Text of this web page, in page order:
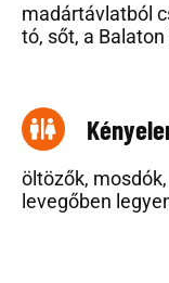
madártávlatból
tó, sőt, a
öltözők,
levegőben